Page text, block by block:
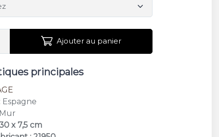
Ajouter au panier
principales
: Espagne
x 7,5 cm